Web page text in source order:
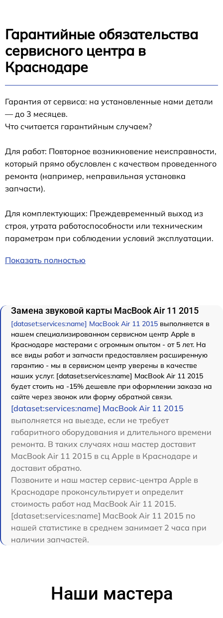
Гарантийные обязательства
сервисного центра в
Краснодаре
Гарантия от сервиса: на установленные нами детали
— до 3 месяцев.
Что считается гарантийным случаем?
Для работ: Повторное возникновение неисправности,
который прямо обусловлен с качеством проведенного
ремонта (например, неправильная установка
запчасти).
Для комплектующих: Преждевременный выход из
строя, утрата работоспособности или техническим
параметрам при соблюдении условий эксплуатации.
Показать полностью
Замена звуковой карты MacBook Air 11 2015
[dataset:services:name] MacBook Air 11 2015 выполняется в
нашем специализированном сервисном центр Apple в
Краснодаре мастерами с огромным опытом - от 5 лет. На
все виды работ и запчасти предоставляем расширенную
гарантию - мы в сервисном центр уверены в качестве
наших услуг. [dataset:services:name] MacBook Air 11 2015
будет стоить на -15% дешевле при оформлении заказа на
сайте через звонок или форму обратной связи.
[dataset:services:name] MacBook Air 11 2015
выполняется на выезде, если не требует
габаритного оборудования и длительного времени
ремонта. В таких случаях наш мастер доставит
MacBook Air 11 2015 в сц Apple в Краснодаре и
доставит обратно.
Позвоните и наш мастер сервис-центра Apple в
Краснодаре проконсультирует и определит
стоимость работ над MacBook Air 11 2015.
[dataset:services:name] MacBook Air 11 2015 по
нашей статистике в среднем занимает 2 часа при
наличии запчастей.
Наши мастера